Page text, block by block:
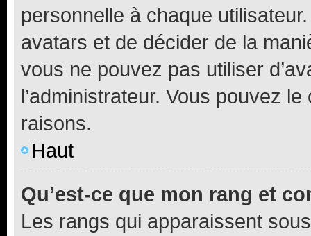
personnelle à chaque utilisateur.
avatars et de décider de la
vous ne pouvez pas utiliser
l’administrateur. Vous pouvez
raisons.
Haut
Qu’est-ce que mon rang et
Les rangs qui apparaissent